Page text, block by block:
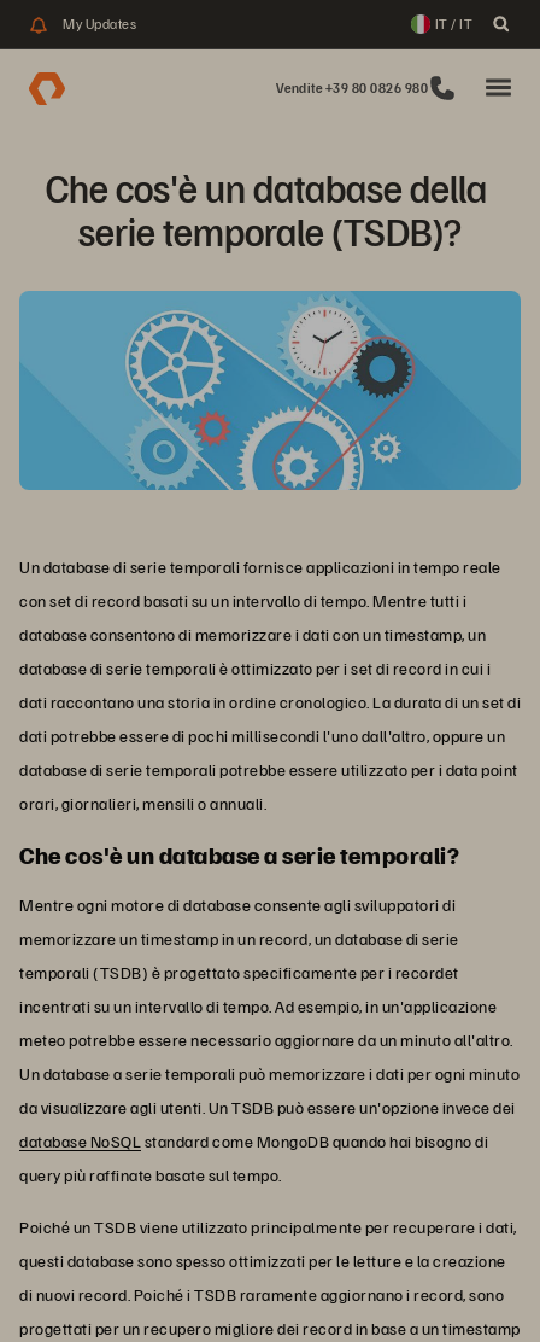
My Updates IT / IT
Vendite +39 80 0826 980
Che cos'è un database della
serie temporale (TSDB)?
Un database di serie temporali fornisce applicazioni in tempo reale
con set di record basati su un intervallo di tempo. Mentre tutti i
database consentono di memorizzare i dati con un timestamp, un
database di serie temporali è ottimizzato per i set di record in cui i
dati raccontano una storia in ordine cronologico. La durata di un set di
dati potrebbe essere di pochi millisecondi l'uno dall'altro, oppure un
database di serie temporali potrebbe essere utilizzato per i data point
orari, giornalieri, mensili o annuali.
Che cos'è un database a serie temporali?
Mentre ogni motore di database consente agli sviluppatori di
memorizzare un timestamp in un record, un database di serie
temporali (TSDB) è progettato specificamente per i recordet
incentrati su un intervallo di tempo. Ad esempio, in un'applicazione
meteo potrebbe essere necessario aggiornare da un minuto all'altro.
Un database a serie temporali può memorizzare i dati per ogni minuto
da visualizzare agli utenti. Un TSDB può essere un'opzione invece dei
database NoSQL standard come MongoDB quando hai bisogno di
query più raffinate basate sul tempo.
Poiché un TSDB viene utilizzato principalmente per recuperare i dati,
questi database sono spesso ottimizzati per le letture e la creazione
di nuovi record. Poiché i TSDB raramente aggiornano i record, sono
progettati per un recupero migliore dei record in base a un timestamp